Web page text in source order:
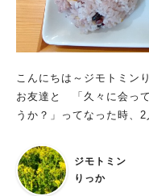
こんにちは～ジモトミンりっかです。 以前
お友達と 「久々に会っ
うか？」ってなった時、
をしました。 今日は、”カフェ マーナ・メリー”を紹介させてい
ただきます。 こちらのお店はとても居心地が良く お食事もド
リンクもデザートも美味
ジモトミン
りっか